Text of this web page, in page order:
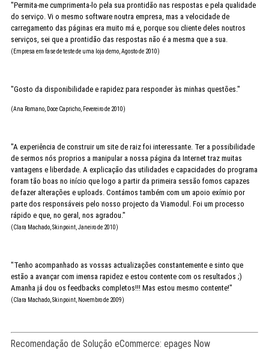
"Permita-me cumprimenta-lo pela sua prontidão nas respostas e pela qualidade
do serviço. Vi o mesmo software noutra empresa, mas a velocidade de
carregamento das páginas era muito má e, porque sou cliente deles noutros
serviços, sei que a prontidão das respostas não é a mesma que a sua.
(Empresa em fase de teste de uma loja demo, Agosto de 2010)
"Gosto da disponibilidade e rapidez para responder às minhas questões."
(Ana Romano, Doce Capricho, Fevereiro de 2010)
"A experiência de construir um site de raiz foi interessante. Ter a possibilidade
de sermos nós proprios a manipular a nossa página da Internet traz muitas
vantagens e liberdade. A explicação das utilidades e capacidades do programa
foram tão boas no início que logo a partir da primeira sessão fomos capazes
de fazer alterações e uploads. Contámos também com um apoio exímio por
parte dos responsáveis pelo nosso projecto da Viamodul. Foi um processo
rápido e que, no geral, nos agradou."
(Clara Machado, Skinpoint, Janeiro de 2010)
"Tenho acompanhado as vossas actualizações constantemente e sinto que
estão a avançar com imensa rapidez e estou contente com os resultados ;)
Amanha já dou os feedbacks completos!!! Mas estou mesmo contente!"
(Clara Machado, Skinpoint, Novembro de 2009)
Recomendação de Solução eCommerce: epages Now